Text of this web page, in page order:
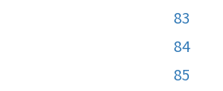
83
84
85